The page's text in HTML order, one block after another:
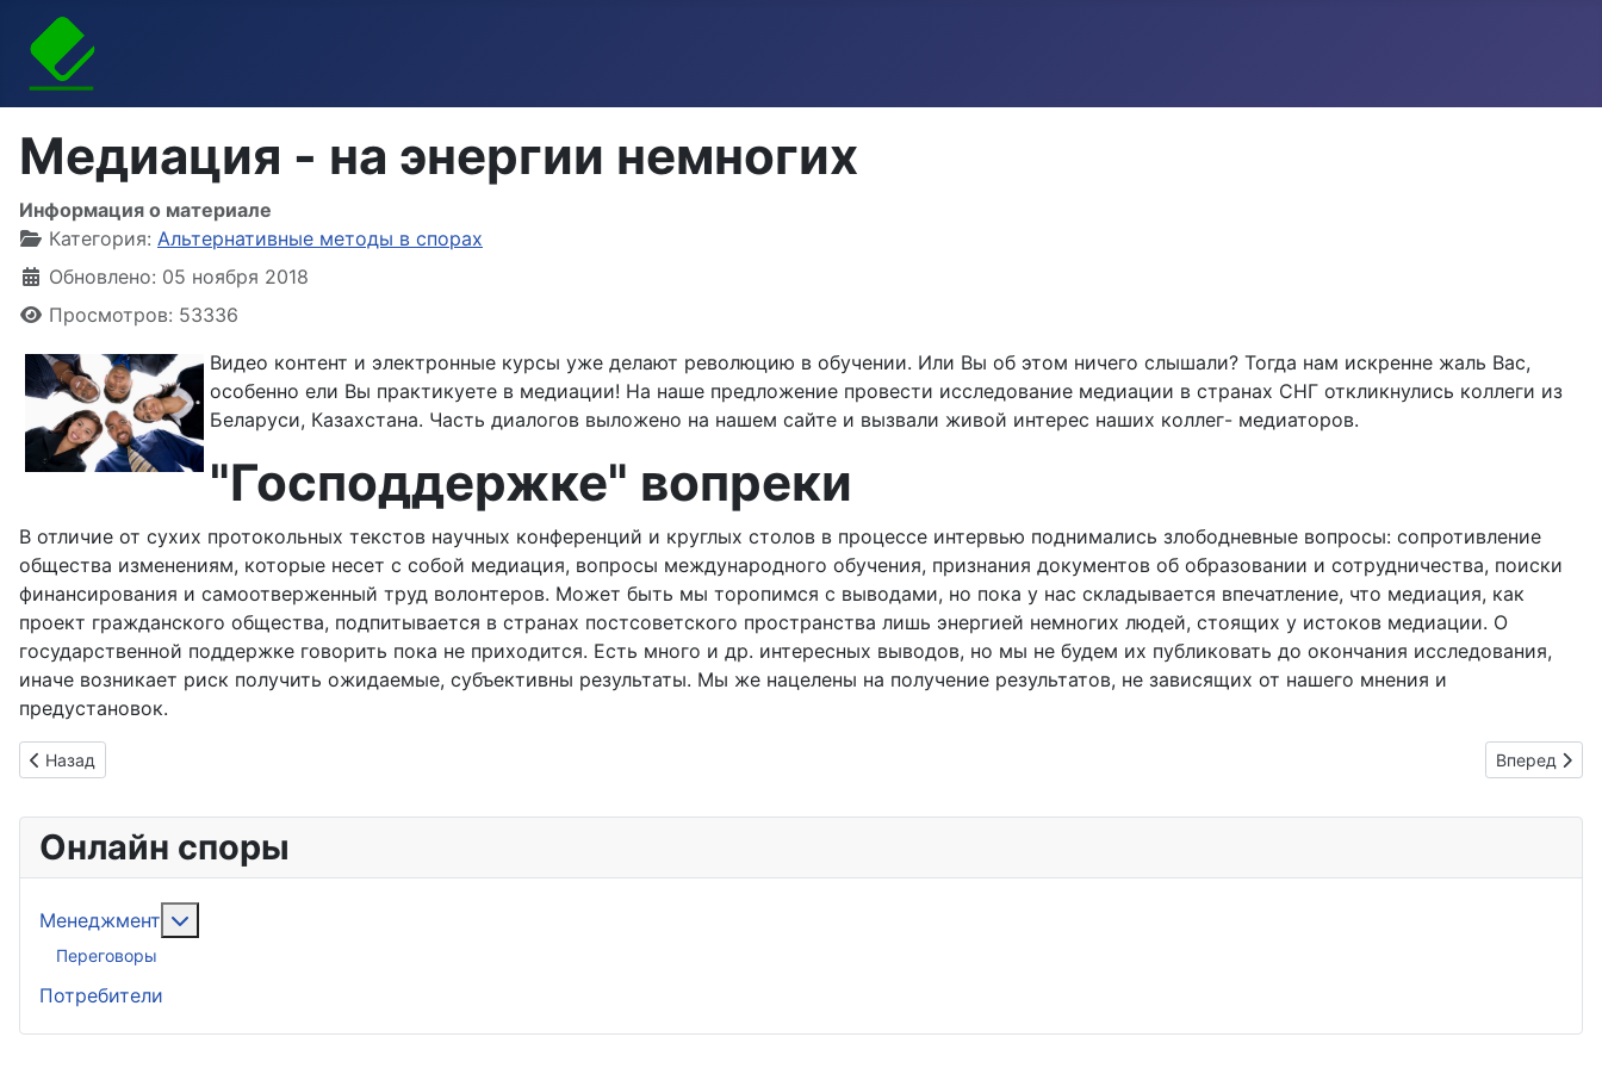
Медиация - на энергии немногих
Информация о материале
Категория: Альтернативные методы в спорах
Обновлено: 05 ноября 2018
Просмотров: 53336
Видео контент и электронные курсы уже делают революцию в обучении. Или Вы об этом ничего слышали? Тогда нам искренне жаль Вас,
особенно ели Вы практикуете в медиации! На наше предложение провести исследование медиации в странах СНГ откликнулись коллеги из
Беларуси, Казахстана. Часть диалогов выложено на нашем сайте и вызвали живой интерес наших коллег- медиаторов.
"Господдержке" вопреки
В отличие от сухих протокольных текстов научных конференций и круглых столов в процессе интервью поднимались злободневные вопросы: сопротивление
общества изменениям, которые несет с собой медиация, вопросы международного обучения, признания документов об образовании и сотрудничества, поиски
финансирования и самоотверженный труд волонтеров. Может быть мы торопимся с выводами, но пока у нас складывается впечатление, что медиация, как
проект гражданского общества, подпитывается в странах постсоветского пространства лишь энергией немногих людей, стоящих у истоков медиации. О
государственной поддержке говорить пока не приходится. Есть много и др. интересных выводов, но мы не будем их публиковать до окончания исследования,
иначе возникает риск получить ожидаемые, субъективны результаты. Мы же нацелены на получение результатов, не зависящих от нашего мнения и
предустановок.
Предыдущий: Стань МЕДИАТОРОМ! Заработай на выгодных сделках!
Назад Следующий:
Вперед
Онлайн споры
Менеджмент
Переговоры
Потребители